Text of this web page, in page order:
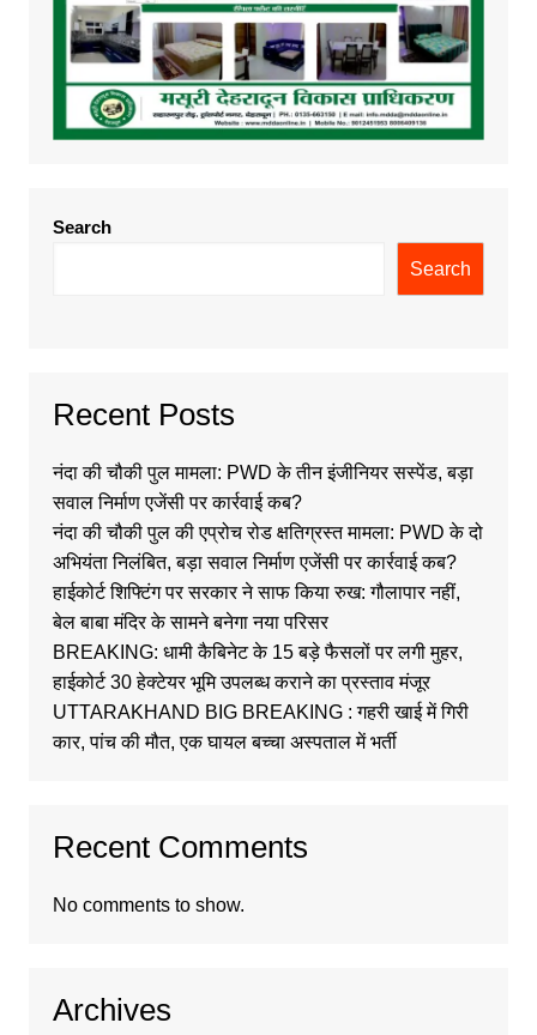
Search
Search
Recent Posts
नंदा की चौकी पुल मामला: PWD के तीन इंजीनियर सस्पेंड, बड़ा
सवाल निर्माण एजेंसी पर कार्रवाई कब?
नंदा की चौकी पुल की एप्रोच रोड क्षतिग्रस्त मामला: PWD के दो
अभियंता निलंबित, बड़ा सवाल निर्माण एजेंसी पर कार्रवाई कब?
हाईकोर्ट शिफ्टिंग पर सरकार ने साफ किया रुख: गौलापार नहीं,
बेल बाबा मंदिर के सामने बनेगा नया परिसर
BREAKING: धामी कैबिनेट के 15 बड़े फैसलों पर लगी मुहर,
हाईकोर्ट 30 हेक्टेयर भूमि उपलब्ध कराने का प्रस्ताव मंजूर
UTTARAKHAND BIG BREAKING : गहरी खाई में गिरी
कार, पांच की मौत, एक घायल बच्चा अस्पताल में भर्ती
Recent Comments
No comments to show.
Archives